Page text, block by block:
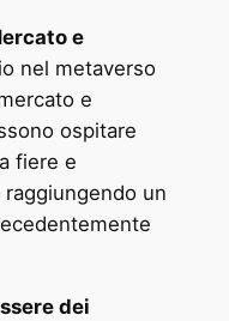
e
nel metaverso
e
ospitare
fiere e
un
dei